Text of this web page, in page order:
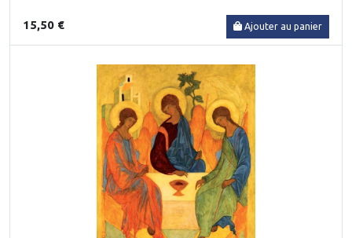
15,50 € Ajouter au panier